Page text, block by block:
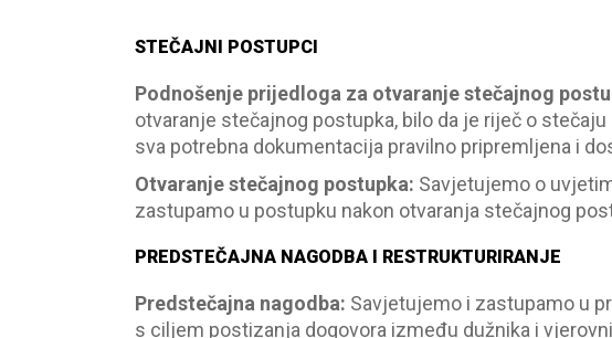
STEČAJNI POSTUPCI
Podnošenje prijedloga za otvaranje stečajnog
otvaranje stečajnog postupka, bilo da je riječ o
sva potrebna dokumentacija pravilno pripremljena i
Otvaranje stečajnog postupka: Savjetujemo o
zastupamo u postupku nakon otvaranja stečajnog
PREDSTEČAJNA NAGODBA I RESTRUKTURIRANJE
Predstečajna nagodba: Savjetujemo i zastupamo u
s ciljem postizanja dogovora između dužnika i